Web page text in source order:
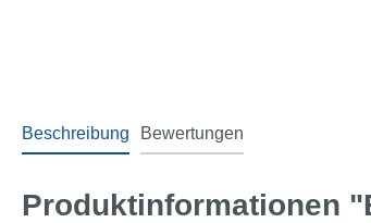
Beschreibung Bewertungen
Produktinformationen